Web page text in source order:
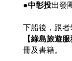
●中彰投出發
下船後，跟
【綠島旅遊服
冊及書籍。